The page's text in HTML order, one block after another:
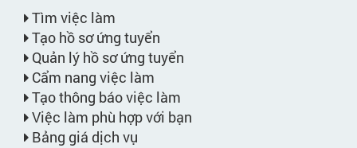
Tìm việc làm
Tạo hồ sơ ứng tuyển
Quản lý hồ sơ ứng tuyển
Cẩm nang việc làm
Tạo thông báo việc làm
Việc làm phù hợp với bạn
Bảng giá dịch vụ